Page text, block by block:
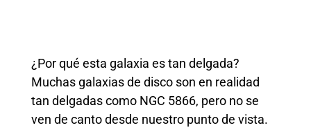
¿Por qué esta galaxia es tan delgada?
Muchas galaxias de disco son en realidad
tan delgadas como NGC 5866, pero no se
ven de canto desde nuestro punto de vista.